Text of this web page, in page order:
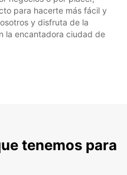
para hacerte más fácil y
y disfruta de la
la encantadora ciudad de
tenemos para